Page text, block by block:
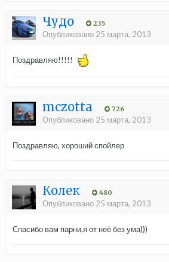
Чудо 235
Опубликовано 25 марта, 2013
Поздравляю!!!!!
mczotta 726
Опубликовано 25 марта, 2013
Поздравляю, хороший спойлер
Колек 480
Опубликовано 25 марта, 2013
Спасибо вам парни,я от неё без ума)))